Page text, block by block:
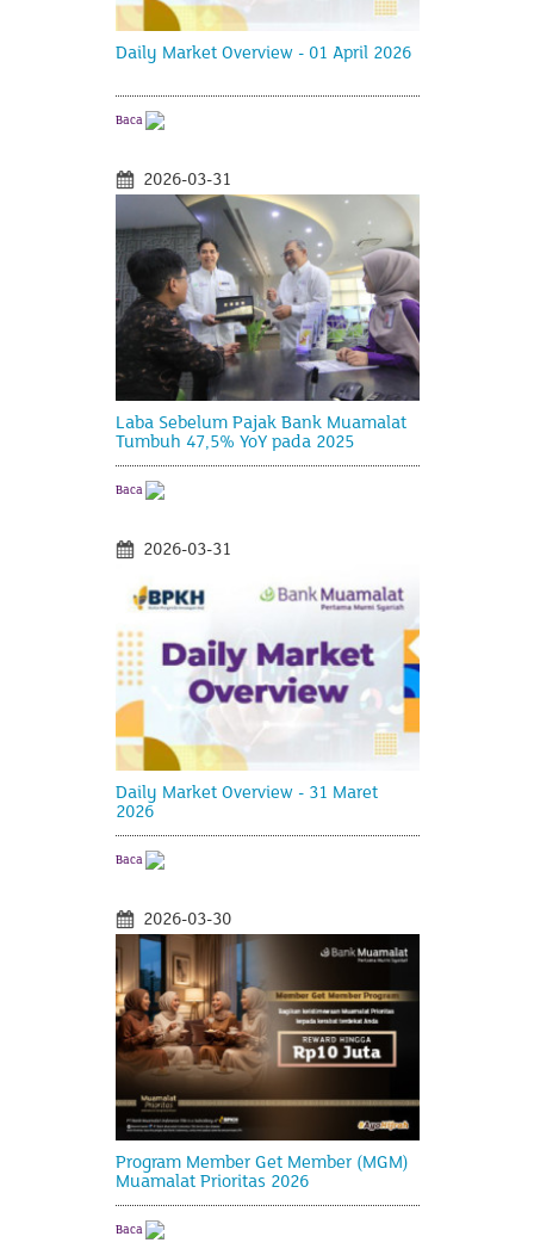
Daily Market Overview - 01 April 2026
Baca
2026-03-31
Laba Sebelum Pajak Bank Muamalat
Tumbuh 47,5% YoY pada 2025
Baca
2026-03-31
Daily Market Overview - 31 Maret
2026
Baca
2026-03-30
Program Member Get Member (MGM)
Muamalat Prioritas 2026
Baca